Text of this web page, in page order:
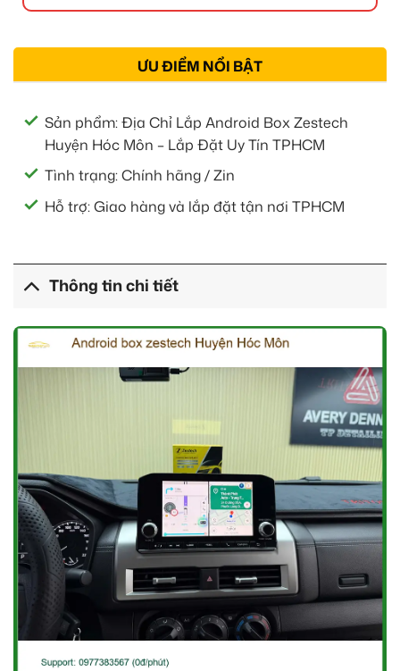
ƯU ĐIỂM NỔI BẬT
Sản phẩm: Địa Chỉ Lắp Android Box Zestech
Huyện Hóc Môn – Lắp Đặt Uy Tín TPHCM
Tình trạng: Chính hãng / Zin
Hỗ trợ: Giao hàng và lắp đặt tận nơi TPHCM
Thông tin chi tiết